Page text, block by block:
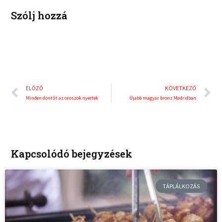
Szólj hozzá
Előző
ELŐZŐ
Minden döntőt az oroszok nyertek
KÖVETKEZŐ
Újabb magyar bronz Madridban
Kapcsolódó bejegyzések
TÁPLÁLKOZÁS